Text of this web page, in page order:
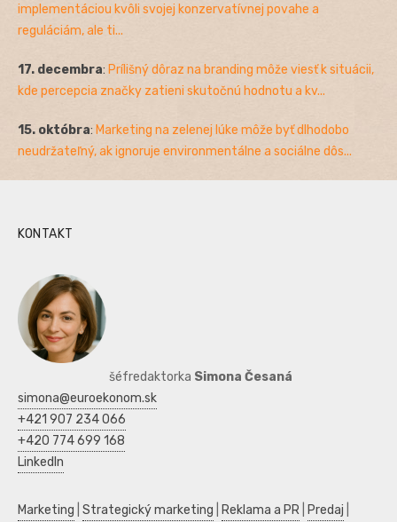
implementáciou kvôli svojej konzervatívnej povahe a
reguláciám, ale ti...
17. decembra: Prílišný dôraz na branding môže viesť k situácii,
kde percepcia značky zatieni skutočnú hodnotu a kv...
15. októbra: Marketing na zelenej lúke môže byť dlhodobo
neudržateľný, ak ignoruje environmentálne a sociálne dôs...
KONTAKT
šéfredaktorka Simona Česaná
simona@euroekonom.sk
+421 907 234 066
+420 774 699 168
LinkedIn
Marketing Strategický marketing Reklama a PR Predaj